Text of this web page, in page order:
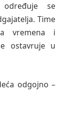
određuje se
Time
vremena i
ostavruje u
odgojno –